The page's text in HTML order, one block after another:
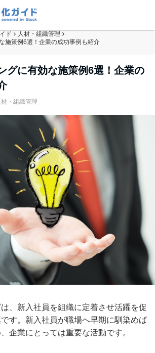
ド
人材・組織管理
施策例6選！企業の成功事例も紹介
グに有効な施策例6選！企業の
材・組織管理
、新入社員を組織に定着させ活躍を促
す。新入社員が職場へ早期に馴染めば
企業にとっては重要な活動です。